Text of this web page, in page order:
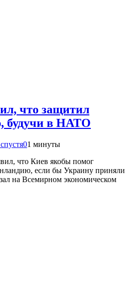
что защитил
будучи в НАТО
01 минуты
что Киев якобы помог
если бы Украину приняли
на Всемирном экономическом